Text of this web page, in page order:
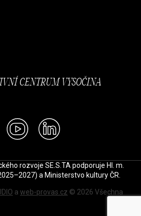
CENTRUM VYSOČINA
rozvoje SE.S.TA podporuje Hl. m.
a Ministerstvo kultury ČR.
a web-provas.cz © 2026 Všechna